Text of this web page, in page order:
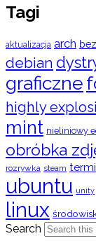
Tagi
aktualizacja arch
debian
graficzne
highly
mint nieliniowy
obróbka
rozrywka steam
ubuntu unity
linux
Search